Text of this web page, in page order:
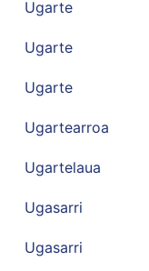
Ugarte
Ugarte
Ugarte
Ugartearroa
Ugartelaua
Ugasarri
Ugasarri